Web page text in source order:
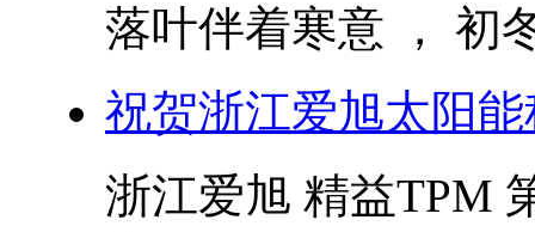
落叶伴着寒意 ， 初
祝贺浙江爱旭太阳
浙江爱旭 精益TPM